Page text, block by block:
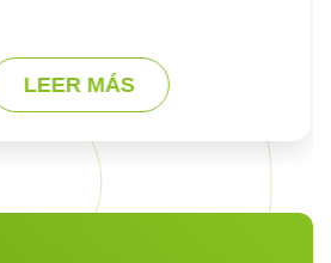
LEER MÁS